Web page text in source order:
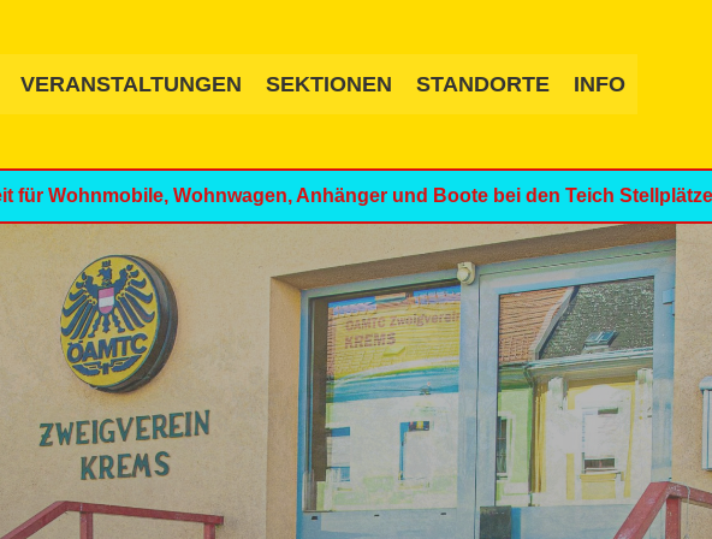
VERANSTALTUNGEN SEKTIONEN STANDORTE INFO
für Wohnmobile, Wohnwagen, Anhänger und Boote bei den Teich